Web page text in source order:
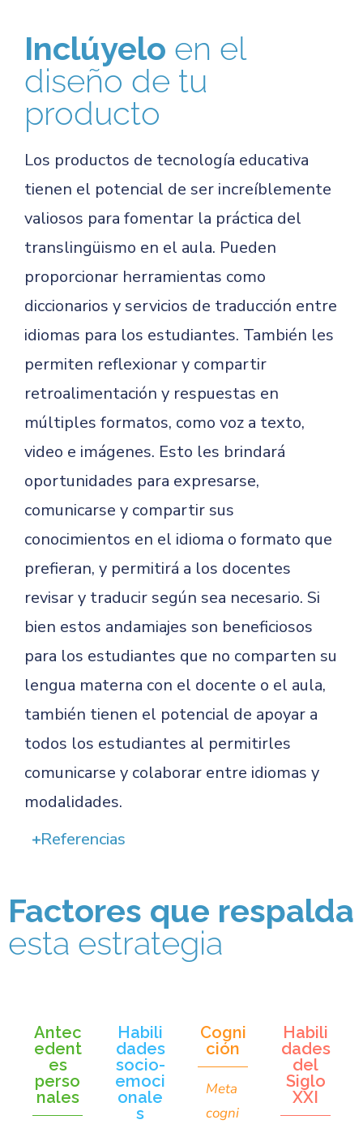
Inclúyelo en el
diseño de tu
producto
Los productos de tecnología educativa
tienen el potencial de ser increíblemente
valiosos para fomentar la práctica del
translingüismo en el aula. Pueden
proporcionar herramientas como
diccionarios y servicios de traducción entre
idiomas para los estudiantes. También les
permiten reflexionar y compartir
retroalimentación y respuestas en
múltiples formatos, como voz a texto,
video e imágenes. Esto les brindará
oportunidades para expresarse,
comunicarse y compartir sus
conocimientos en el idioma o formato que
prefieran, y permitirá a los docentes
revisar y traducir según sea necesario. Si
bien estos andamiajes son beneficiosos
para los estudiantes que no comparten su
lengua materna con el docente o el aula,
también tienen el potencial de apoyar a
todos los estudiantes al permitirles
comunicarse y colaborar entre idiomas y
modalidades.
Referencias
Factores que respalda
esta estrategia
Antec
edent
es
perso
nales
Habili
dades
socio-
emoci
onale
s
Cogni
ción
Meta
cogni
Habili
dades
del
Siglo
XXI